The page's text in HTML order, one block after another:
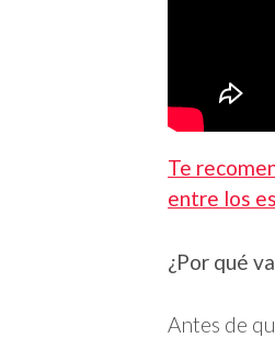
Te
entre los
¿Por qué
Antes de